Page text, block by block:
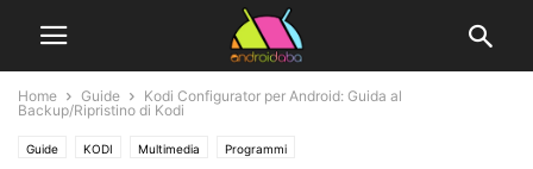
Home Guide
Kodi Configurator per Android: Guida al
Backup/Ripristino di Kodi
Guide KODI Multimedia Programmi